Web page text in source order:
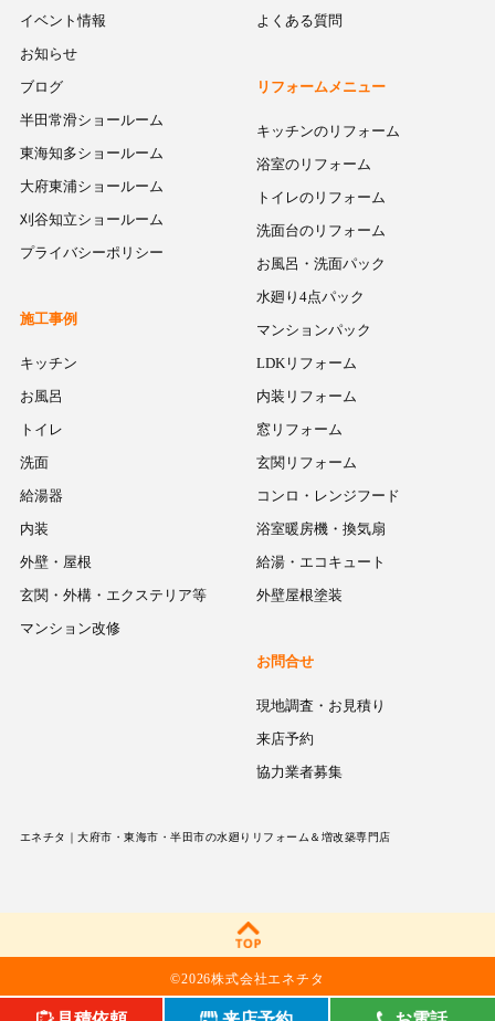
イベント情報
お知らせ
ブログ
半田常滑ショールーム
東海知多ショールーム
大府東浦ショールーム
刈谷知立ショールーム
プライバシーポリシー
よくある質問
リフォームメニュー
キッチンのリフォーム
浴室のリフォーム
トイレのリフォーム
洗面台のリフォーム
お風呂・洗面パック
水廻り4点パック
マンションパック
LDKリフォーム
内装リフォーム
窓リフォーム
玄関リフォーム
コンロ・レンジフード
浴室暖房機・換気扇
給湯・エコキュート
外壁屋根塗装
施工事例
キッチン
お風呂
トイレ
洗面
給湯器
内装
外壁・屋根
玄関・外構・エクステリア等
マンション改修
お問合せ
現地調査・お見積り
来店予約
協力業者募集
エネチタ｜大府市・東海市・半田市の水廻りリフォーム＆増改築専門店
©2026株式会社エネチタ